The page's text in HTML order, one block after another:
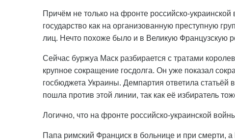
Причём не только на фронте российско-
государство как на организованную преступную
лиц. Нечто похоже было и в Великую Французскую
Сейчас буржуа Маск разбирается с тратами
крупное сокращение госдолга. Он уже показал
госбюджета Украины. Демпартия ответила
пошла против этой линии, так как её избиратель
Логично, что на фронте российско-украинской
Папа римский Франциск в больнице и при смерти,